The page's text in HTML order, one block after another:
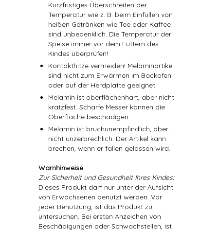
Kurzfristiges Überschreiten der
Temperatur wie z. B. beim Einfüllen von
heißen Getränken wie Tee oder Kaffee
sind unbedenklich. Die Temperatur der
Speise immer vor dem Füttern des
Kindes überprüfen!
Kontakthitze vermeiden! Melaminartikel
sind nicht zum Erwärmen im Backofen
oder auf der Herdplatte geeignet.
Melamin ist oberflächenhart, aber nicht
kratzfest. Scharfe Messer können die
Oberfläche beschädigen.
Melamin ist bruchunempfindlich, aber
nicht unzerbrechlich. Der Artikel kann
brechen, wenn er fallen gelassen wird.
Warnhinweise
Zur Sicherheit und Gesundheit Ihres Kindes:
Dieses Produkt darf nur unter der Aufsicht
von Erwachsenen benutzt werden. Vor
jeder Benutzung, ist das Produkt zu
untersuchen. Bei ersten Anzeichen von
Beschädigungen oder Schwachstellen, ist